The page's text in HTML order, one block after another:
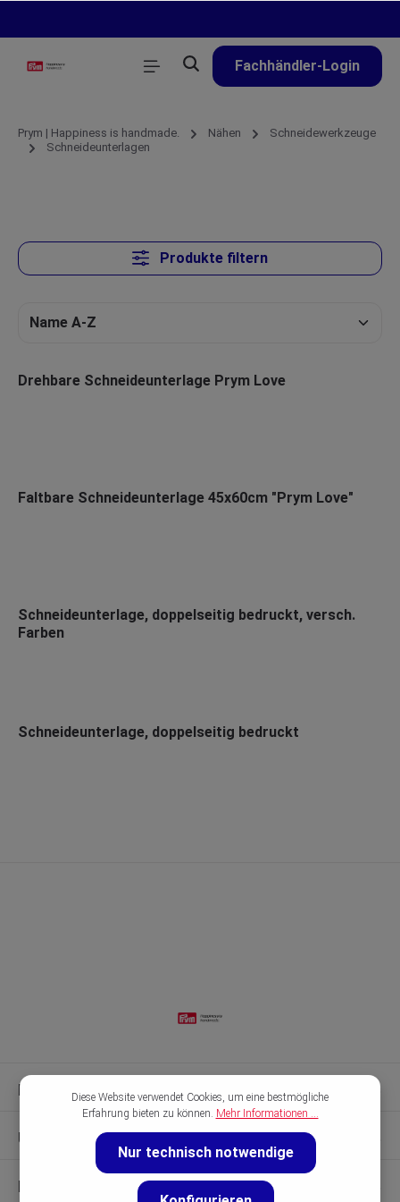
Fachhändler-Login
Prym | Happiness is handmade. Nähen
Schneidewerkzeuge
Schneideunterlagen
Produkte filtern
Drehbare Schneideunterlage Prym Love
Faltbare Schneideunterlage 45x60cm "Prym Love"
Schneideunterlage, doppelseitig bedruckt, versch.
Farben
Schneideunterlage, doppelseitig bedruckt
Kontakt & Hilfe
Unsere Marken
Entdecken
Diese Website verwendet Cookies, um eine bestmögliche
Erfahrung bieten zu können. Mehr Informationen ...
Nur technisch notwendige